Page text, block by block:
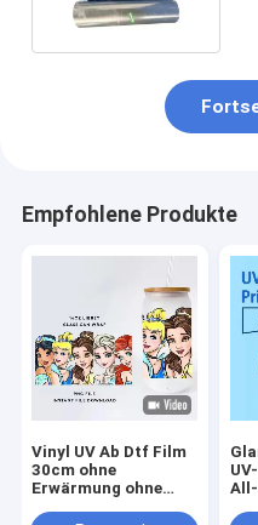
Empfohlene Produkte
Vinyl UV Ab Dtf Film
30cm ohne
Erwärmung ohne